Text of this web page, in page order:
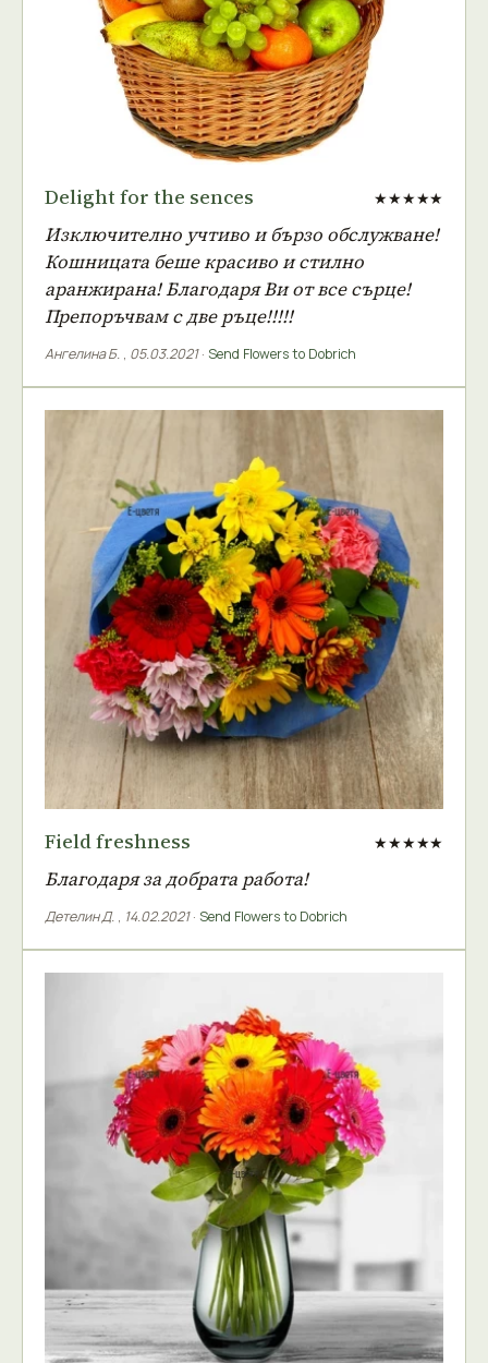
Delight for the sences ★★★★★
Изключително учтиво и бързо обслужване!
Кошницата беше красиво и стилно
аранжирана! Благодаря Ви от все сърце!
Препоръчвам с две ръце!!!!!
Ангелина Б. , 05.03.2021· Send Flowers to Dobrich
Field freshness ★★★★★
Благодаря за добрата работа!
Детелин Д. , 14.02.2021· Send Flowers to Dobrich